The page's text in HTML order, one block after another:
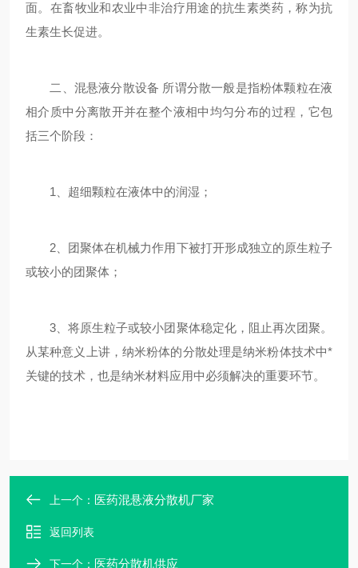
面。在畜牧业和农业中非治疗用途的抗生素类药，称为抗
生素生长促进。
二、混悬液分散设备 所谓分散一般是指粉体颗粒在液
相介质中分离散开并在整个液相中均匀分布的过程，它包
括三个阶段：
1、超细颗粒在液体中的润湿；
2、团聚体在机械力作用下被打开形成独立的原生粒子
或较小的团聚体；
3、将原生粒子或较小团聚体稳定化，阻止再次团聚。
从某种意义上讲，纳米粉体的分散处理是纳米粉体技术中*
关键的技术，也是纳米材料应用中必须解决的重要环节。
上一个： 医药混悬液分散机厂家
返回列表
下一个： 医药分散机供应